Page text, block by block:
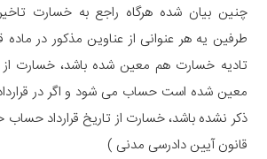
چنین بیان شده هرگاه راجع به خسارت تاخیر
طرفین یه هر عنوانی از عناوین مذکور در
تادیه خسارت هم معین شده باشد، خسارت از
معین شده است حساب می شود و اگر در
ذکر نشده باشد، خسارت از تاریخ قرارداد
قانون آیین دادرسی مدنی )